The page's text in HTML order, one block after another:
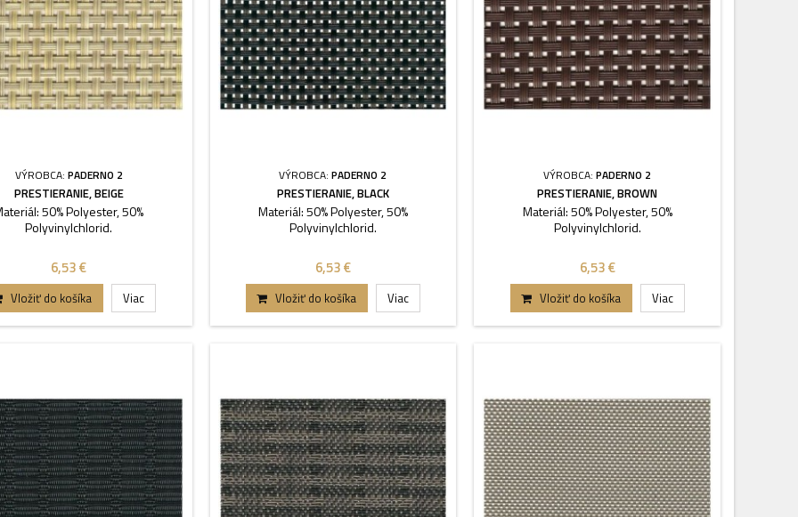
VÝROBCA: PADERNO 2
PRESTIERANIE, BEIGE
50% Polyester, 50%
Polyvinylchlorid.
6,53 €
Vložiť do košíka Viac
VÝROBCA:PADERNO 2
PRESTIERANIE, BLACK
Materiál: 50% Polyester, 50%
Polyvinylchlorid.
6,53 €
Vložiť do košíka Viac
VÝROBCA:PADERNO 2
PRESTIERANIE, BROWN
Materiál: 50% Polyester, 50%
Polyvinylchlorid.
6,53 €
Vložiť do košíka Viac